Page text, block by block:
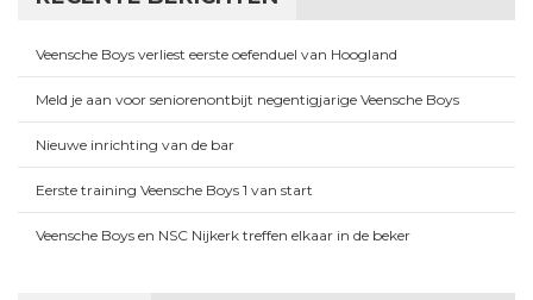
Veensche Boys verliest eerste oefenduel van Hoogland
Meld je aan voor seniorenontbijt negentigjarige Veensche Boys
Nieuwe inrichting van de bar
Eerste training Veensche Boys 1 van start
Veensche Boys en NSC Nijkerk treffen elkaar in de beker